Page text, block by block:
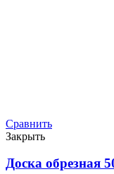
Сравнить
Закрыть
Доска обрезная